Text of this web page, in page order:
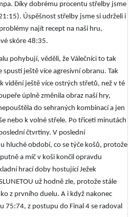
Díky dobrému procentu střelby jsme
Úspěšnost střelby jsme si udrželi i
najít recept na naši hru,
skóre 48:35.
pohybují, věděli, že Válečníci to tak
spustí ještě více agresivní obranu. Tak
vidění ještě více ostrých střetů, než v té
úplně změnila obraz naší hry,
do sehraných kombinací a jen
nebo k volné střele. Po třiceti minutách
čtvrtiny. V poslední
hluché období, co se týče košů, protože
a míč v koši končil opravdu
hrací doby hostující Ježek
už hodně zle, protože stále
z prvního duelu. A i když nakonec
75:74, z postupu do Final 4 se radoval